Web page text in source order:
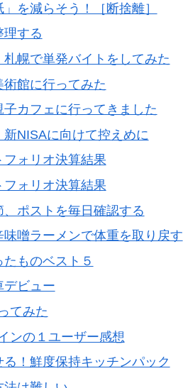
を減らそう！［断捨離］
理する
札幌で単発バイトをしてみた
術館に行ってみた
子カフェに行ってきました
新NISAに向けて控えめに
フォリオ決算結果
フォリオ決算結果
、ポストを毎日確認する
味噌ラーメンで体重を取り戻す
たものベスト５
デビュー
てみた
ンの１ユーザー感想
る！鮮度保持キッチンパック